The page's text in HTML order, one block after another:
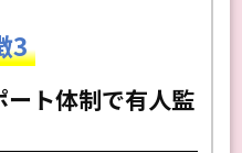
3
ト体制で有人監